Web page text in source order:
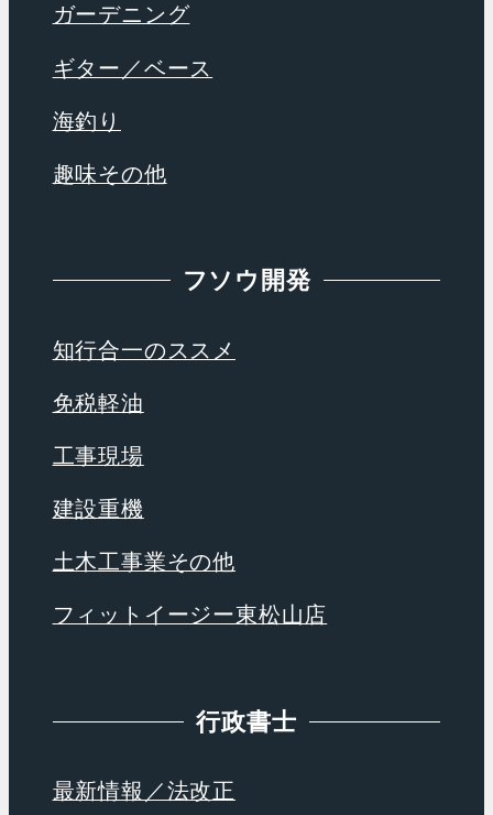
ガーデニング
ギター／ベース
海釣り
趣味その他
フソウ開発
知行合一のススメ
免税軽油
工事現場
建設重機
土木工事業その他
フィットイージー東松山店
行政書士
最新情報／法改正